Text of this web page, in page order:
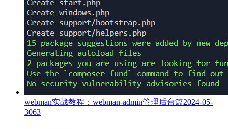
webman实战教程：webman-admin管理后台篇2024-05-
3063